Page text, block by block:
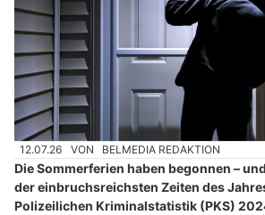
12.07.26 VON BELMEDIA REDAKTION
Die Sommerferien haben begonnen –
der einbruchsreichsten Zeiten des
Polizeilichen Kriminalstatistik (PKS)